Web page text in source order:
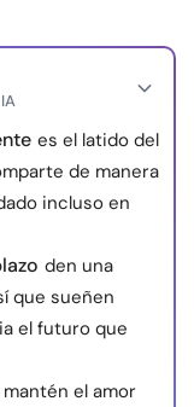
es el latido del
de manera
incluso en
den una
que sueñen
el futuro que
mantén el amor